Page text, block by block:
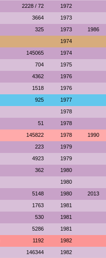
2228 / 72 1972
3664 1973
325 1973 1986
1974
145065 1974
704 1975
4362 1976
1518 1976
925 1977
1978
51 1978
145822 1978 1990
223 1979
4923 1979
362 1980
1980
5148 1980 2013
1763 1981
530 1981
5286 1981
1192 1982
146344 1982